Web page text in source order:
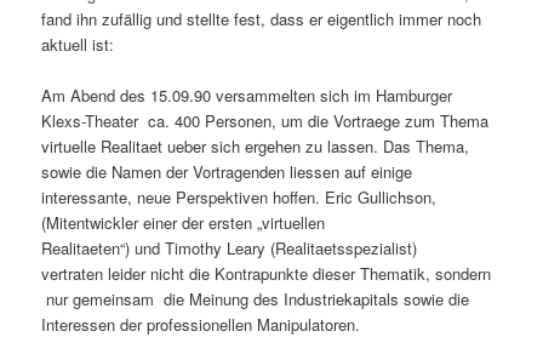
fand ihn zufällig und stellte fest, dass er eigentlich immer noch
aktuell ist:
Am Abend des 15.09.90 versammelten sich im Hamburger
Klexs-Theater ca. 400 Personen, um die Vortraege zum Thema
virtuelle Realitaet ueber sich ergehen zu lassen. Das Thema,
sowie die Namen der Vortragenden liessen auf einige
interessante, neue Perspektiven hoffen. Eric Gullichson,
(Mitentwickler einer der ersten „virtuellen
Realitaeten“) und Timothy Leary (Realitaetsspezialist)
vertraten leider nicht die Kontrapunkte dieser Thematik, sondern
nur gemeinsam die Meinung des Industriekapitals sowie die
Interessen der professionellen Manipulatoren.